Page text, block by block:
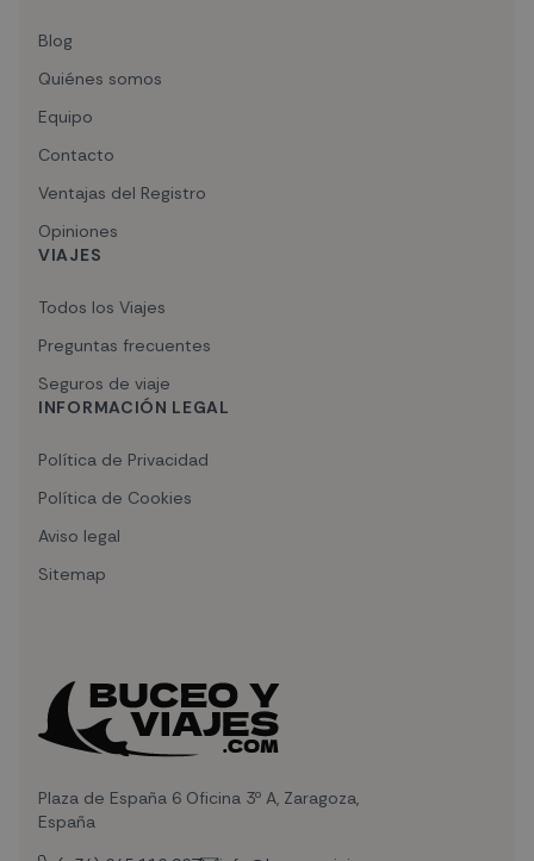
Blog
Quiénes somos
Equipo
Contacto
Ventajas del Registro
Opiniones
VIAJES
Todos los Viajes
Preguntas frecuentes
Seguros de viaje
INFORMACIÓN LEGAL
Política de Privacidad
Política de Cookies
Aviso legal
Sitemap
Plaza de España 6 Oficina 3º A, Zaragoza,
España